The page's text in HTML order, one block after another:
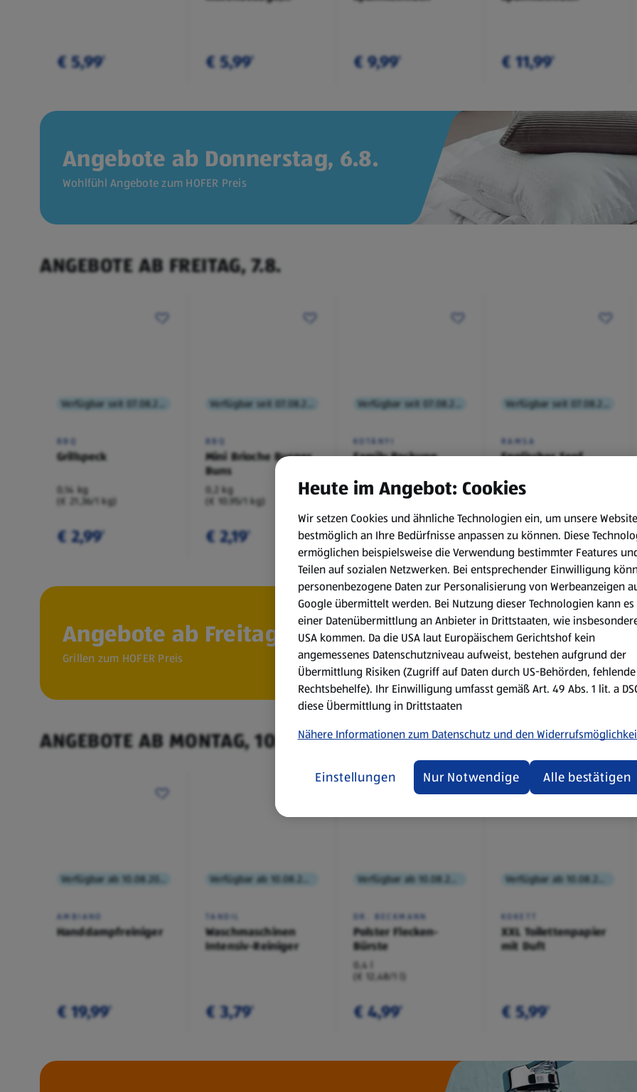
€ 5,99¹ € 5,99¹ € 9,99¹ € 11,99¹
Angebote ab Donnerstag, 6.8.
Wohlfühl Angebote zum HOFER Preis
ANGEBOTE AB FREITAG, 7.8.
BBQ
Grillspeck
0,14 kg
(€ 21,36/1 kg)
€ 2,99¹
BBQ
Mini Brioche Burger
Buns
0,2 kg
(€ 10,95/1 kg)
€ 2,19¹
KOTÁNYI
Family Packung,
Würzmischung
€ 2,49¹
RAMSA
Englischer Senf
0,1 kg
€ 0,99¹˒² € 1,29
Angebote ab Freitag, 7.8.
Grillen zum HOFER Preis
ANGEBOTE AB MONTAG, 10.8.
AMBIANO
Handdampfreiniger
€ 19,99¹
TANDIL
Waschmaschinen
Intensiv-Reiniger
€ 3,79¹
DR. BECKMANN
Polster Flecken-
Bürste
0,4 l
(€ 12,48/1 l)
€ 4,99¹
KOKETT
XXL Toilettenpapier
mit Duft
€ 5,99¹
Heute im Angebot: Cookies
Wir setzen Cookies und ähnliche Technologien ein, um unsere Website
bestmöglich an Ihre Bedürfnisse anpassen zu können. Diese
ermöglichen beispielsweise die Verwendung bestimmter Features
Teilen auf sozialen Netzwerken. Bei entsprechender Einwilligung
personenbezogene Daten zur Personalisierung von Werbeanzeigen
Google übermittelt werden. Bei Nutzung dieser Technologien kann es
einer Datenübermittlung an Anbieter in Drittstaaten, wie
USA kommen. Da die USA laut Europäischem Gerichtshof kein
angemessenes Datenschutzniveau aufweist, bestehen aufgrund der
Übermittlung Risiken (Zugriff auf Daten durch US-Behörden, fehlende
Rechtsbehelfe). Ihr Einwilligung umfasst gemäß Art. 49 Abs. 1 lit. a
diese Übermittlung in Drittstaaten
Nähere Informationen zum Datenschutz und den
Einstellungen Nur Notwendige Alle bestätigen